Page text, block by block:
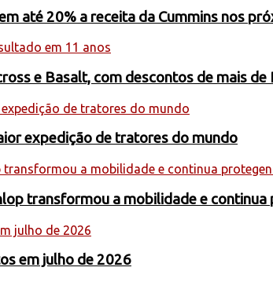
até 20% a receita da Cummins nos
e Basalt, com descontos de mais de
expedição de tratores do mundo
transformou a mobilidade e
em julho de 2026